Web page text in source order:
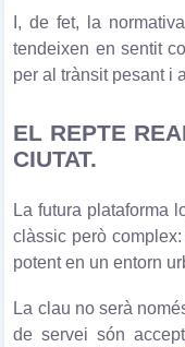
I, de fet, la
tendeixen en sentit
per al trànsit pesant i
EL REPTE
CIUTAT.
La futura plataforma
clàssic però
potent en un entorn
La clau no serà
de servei són